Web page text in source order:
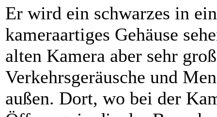
Er wird ein schwarzes in
kameraartiges Gehäuse
alten Kamera aber sehr
Verkehrsgeräusche und
außen. Dort, wo bei der